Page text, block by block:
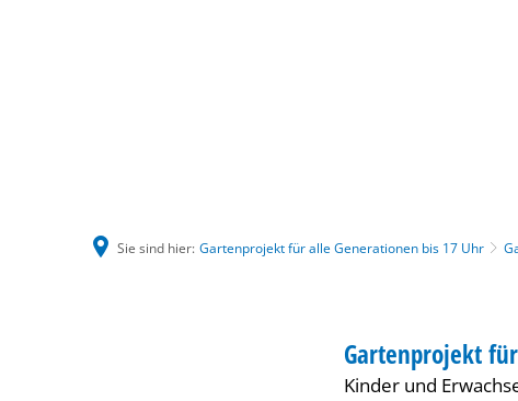
Sie sind hier: Gartenprojekt für alle Generationen bis 17 Uhr
KATEGORIE: HAUS
Gartenprojekt
Kinder und